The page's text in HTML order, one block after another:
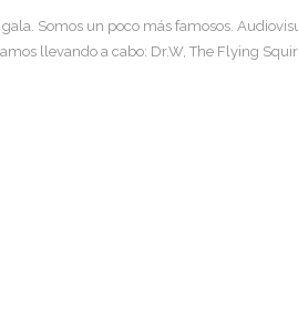
gala. Somos un poco más famosos.
llevando a cabo: Dr.W, The Flying